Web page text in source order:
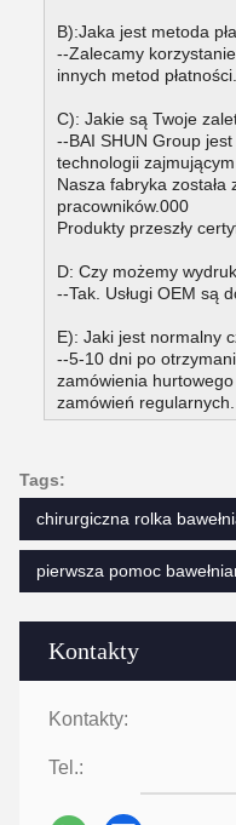
Kontakty
Kontakty:
Tel.:
B):Jaka jest metoda
--Zalecamy
innych metod płatności.
C): Jakie są Twoje
--BAI SHUN Group
technologii
Nasza fabryka została
pracowników.000
Produkty przeszły
D: Czy możemy
--Tak. Usługi OEM są
E): Jaki jest normalny
--5-10 dni po
zamówienia
zamówień regularnych.
Tags:
chirurgiczna rolka
pierwsza pomoc